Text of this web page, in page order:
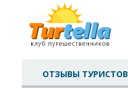
ОТЗЫВЫ ТУРИСТОВ